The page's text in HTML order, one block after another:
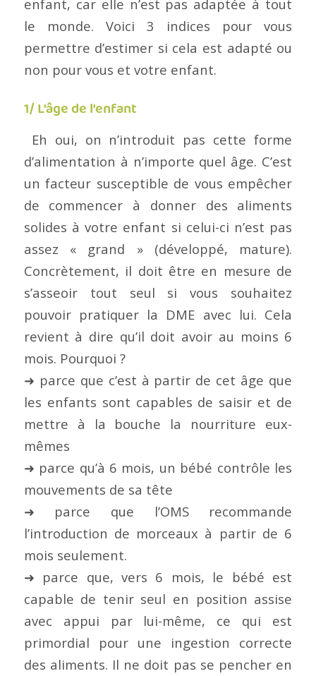
enfant, car elle n’est pas adaptée à tout
le monde. Voici 3 indices pour vous
permettre d’estimer si cela est adapté ou
non pour vous et votre enfant.
1/ L’âge de l’enfant
Eh oui, on n’introduit pas cette forme
d’alimentation à n’importe quel âge. C’est
un facteur susceptible de vous empêcher
de commencer à donner des aliments
solides à votre enfant si celui-ci n’est pas
assez « grand » (développé, mature).
Concrètement, il doit être en mesure de
s’asseoir tout seul si vous souhaitez
pouvoir pratiquer la DME avec lui. Cela
revient à dire qu’il doit avoir au moins 6
mois. Pourquoi ?
➜ parce que c’est à partir de cet âge que
les enfants sont capables de saisir et de
mettre à la bouche la nourriture eux-
mêmes
➜ parce qu’à 6 mois, un bébé contrôle les
mouvements de sa tête
➜ parce que l’OMS recommande
l’introduction de morceaux à partir de 6
mois seulement.
➜ parce que, vers 6 mois, le bébé est
capable de tenir seul en position assise
avec appui par lui-même, ce qui est
primordial pour une ingestion correcte
des aliments. Il ne doit pas se pencher en